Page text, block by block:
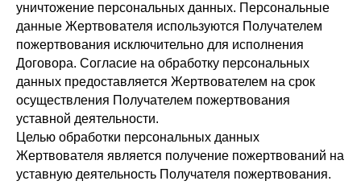
уничтожение персональных данных. Персональные
данные Жертвователя используются Получателем
пожертвования исключительно для исполнения
Договора. Согласие на обработку персональных
данных предоставляется Жертвователем на срок
осуществления Получателем пожертвования
уставной деятельности.
Целью обработки персональных данных
Жертвователя является получение пожертвований на
уставную деятельность Получателя пожертвования.